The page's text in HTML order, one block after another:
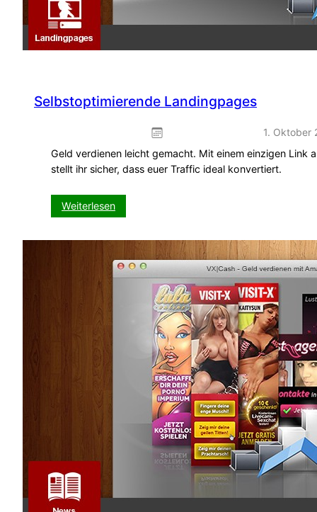
Selbstoptimierende Landingpages
1. Oktober
Geld verdienen leicht gemacht. Mit einem einzigen Link
stellt ihr sicher, dass euer Traffic ideal konvertiert.
Weiterlesen:
Selbstoptimierende